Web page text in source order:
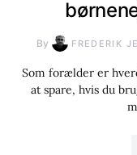
By FREDERIK
Som forælder er
at spare, hvis du